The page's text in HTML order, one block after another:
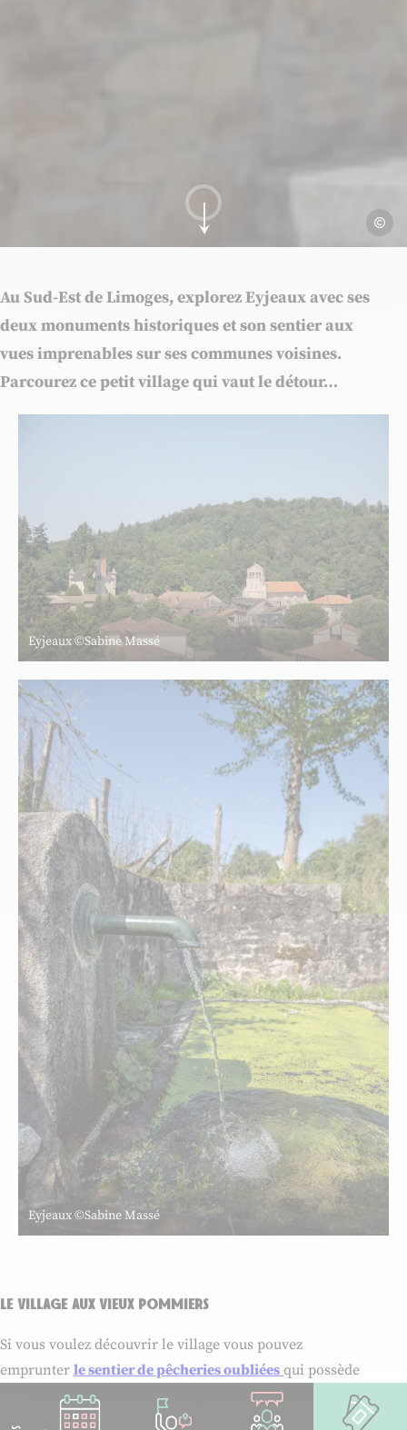
©
Aller au contenu
Au Sud-Est de Limoges, explorez Eyjeaux avec ses
deux monuments historiques et son sentier aux
vues imprenables sur ses communes voisines.
Parcourez ce petit village qui vaut le détour…
Eyjeaux ©Sabine Massé
Eyjeaux ©Sabine Massé
le village aux vieux pommiers
Si vous voulez découvrir le village vous pouvez
emprunter le sentier de pêcheries oubliées qui possède
plusieurs variantes. Sur le chemin, profitez de ses beaux
paysages et de son patrimoine. Profitez debeaux points